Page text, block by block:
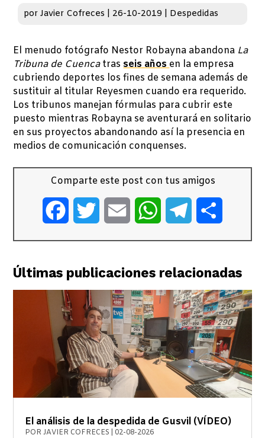
porJavier Cofreces 26-10-2019 Despedidas
El menudo fotógrafo Nestor Robayna abandona La
Tribuna de Cuencatrasseis añosen la empresa
cubriendo deportes los fines de semana además de
sustituir al titular Reyesmen cuando era requerido.
Los tribunos manejan fórmulas para cubrir este
puesto mientras Robayna se aventurará en solitario
en sus proyectos abandonando así la presencia en
medios de comunicación conquenses.
Comparte este post con tus amigos
FacebookTwitter Email WhatsAppTelegram
Últimas publicaciones relacionadas
El análisis de la despedida de Gusvil (VÍDEO)
PORJAVIER COFRECES 02-08-2026